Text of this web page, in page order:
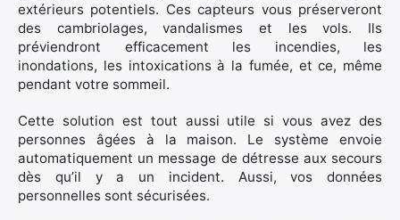
extérieurs potentiels. Ces capteurs vous préserveront
des cambriolages, vandalismes et les vols. Ils
préviendront efficacement les incendies, les
inondations, les intoxications à la fumée, et ce, même
pendant votre sommeil.
Cette solution est tout aussi utile si vous avez des
personnes âgées à la maison. Le système envoie
automatiquement un message de détresse aux secours
dès qu’il y a un incident. Aussi, vos données
personnelles sont sécurisées.